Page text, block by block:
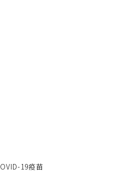
19疫苗